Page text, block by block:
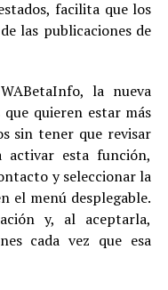
facilita que los
las publicaciones de
la nueva
quieren estar más
sin tener que revisar
activar esta función,
y seleccionar la
el menú desplegable.
y, al aceptarla,
cada vez que esa